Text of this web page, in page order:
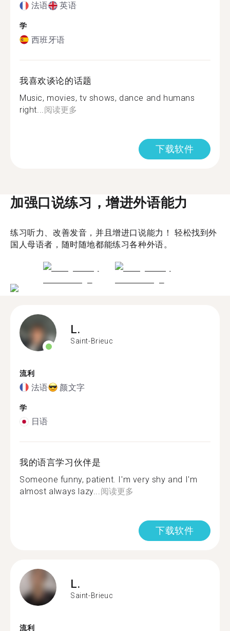
法语 英语
学
西班牙语
我喜欢谈论的话题
Music, movies, tv shows, dance and humans
right... 阅读更多
下载软件
加强口说练习，增进外语能力
练习听力、改善发音，并且增进口说能力！ 轻松找到外
国人母语者，随时随地都能练习各种外语。
L.
Saint-Brieuc
流利
法语 颜文字
学
日语
我的语言学习伙伴是
Someone funny, patient. I'm very shy and I'm
almost always lazy...阅读更多
下载软件
L.
Saint-Brieuc
流利